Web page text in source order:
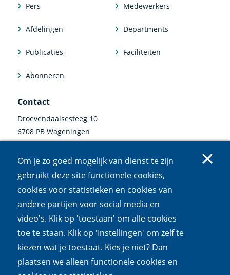
Om je zo goed mogelijk van dienst te zijn
gebruikt deze site functionele cookies,
cookies voor statistieken en cookies van
andere partijen voor social media en
video's. Klik op 'toestaan' om alle cookies
toe te staan. Klik op 'Instellingen' om zelf te
kiezen wat je toestaat. Kies je niet? Dan
plaatsen we alleen functionele cookies en
Pers Medewerkers
Afdelingen Departments
Publicaties Faciliteiten
Abonneren
Contact
Droevendaalsesteeg 10
6708 PB Wageningen
communicatie@nioo.knaw.nl
Volg ons
Linkedin
link)
Instagram
(externe
link)
Bluesky
link)
Facebook
(externe
link)
Mastodon
link)
Youtube
(externe
link)
Cookies Privacy Responsible disclosureToegankelijkheid
Wet open overheid